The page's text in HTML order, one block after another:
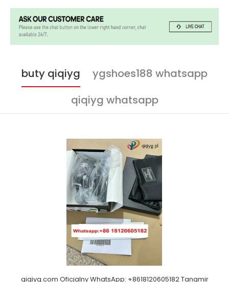
buty qiqiyg
ygshoes188 whatsapp
qiqiyg whatsapp
qiqiyg.com Oficjalny WhatsApp: +8618120605182 Tangmir